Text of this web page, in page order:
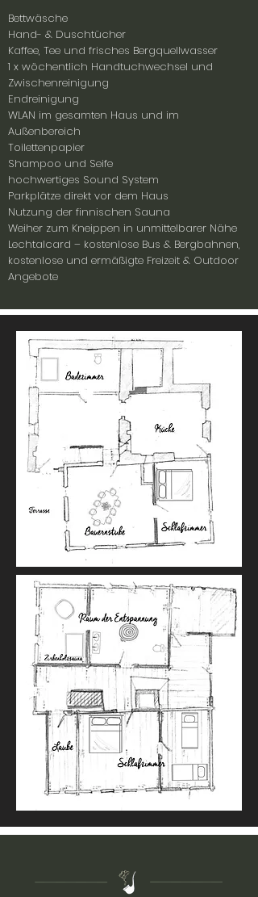
Bettwäsche
Hand- & Duschtücher
Kaffee, Tee und frisches Bergquellwasser
1 x wöchentlich Handtuchwechsel und
Zwischenreinigung
Endreinigung
WLAN im gesamten Haus und im
Außenbereich
Toilettenpapier
Shampoo und Seife
hochwertiges Sound System
Parkplätze direkt vor dem Haus
Nutzung der finnischen Sauna
Weiher zum Kneippen in unmittelbarer Nähe
Lechtalcard – kostenlose Bus & Bergbahnen,
kostenlose und ermäßigte Freizeit & Outdoor
Angebote